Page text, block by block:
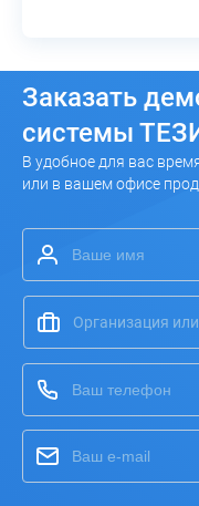
Заказать
системы
В удобное для вас
или в вашем офисе